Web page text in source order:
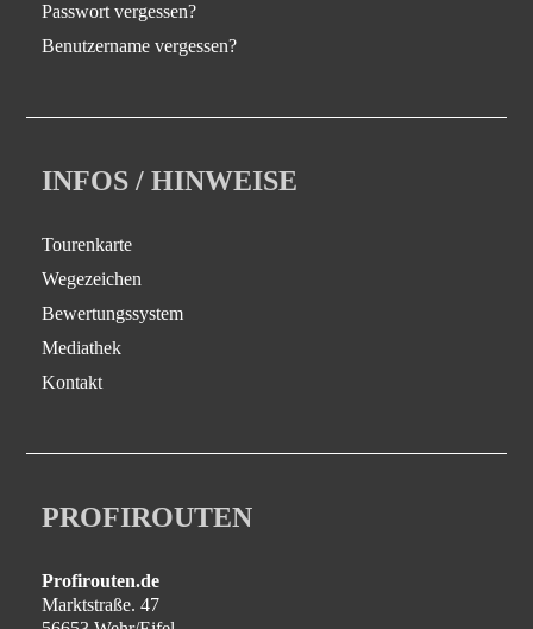
Passwort vergessen?
Benutzername vergessen?
INFOS / HINWEISE
Tourenkarte
Wegezeichen
Bewertungssystem
Mediathek
Kontakt
PROFIROUTEN
Profirouten.de
Marktstraße. 47